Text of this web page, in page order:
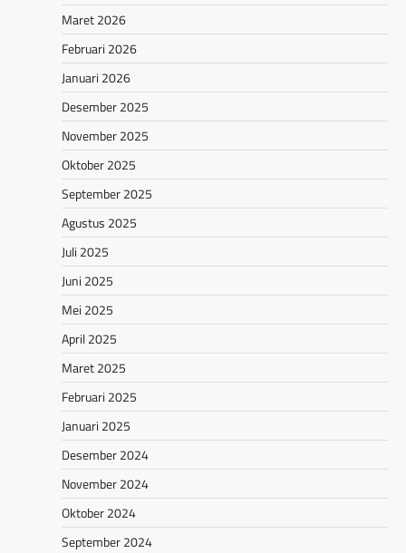
Maret 2026
Februari 2026
Januari 2026
Desember 2025
November 2025
Oktober 2025
September 2025
Agustus 2025
Juli 2025
Juni 2025
Mei 2025
April 2025
Maret 2025
Februari 2025
Januari 2025
Desember 2024
November 2024
Oktober 2024
September 2024